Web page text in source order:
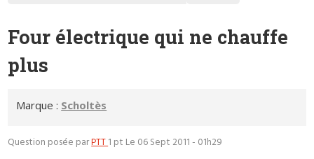
Four électrique qui ne chauffe
plus
Marque : Scholtès
Question posée parPTT1 pt Le 06 Sept 2011 - 01h29